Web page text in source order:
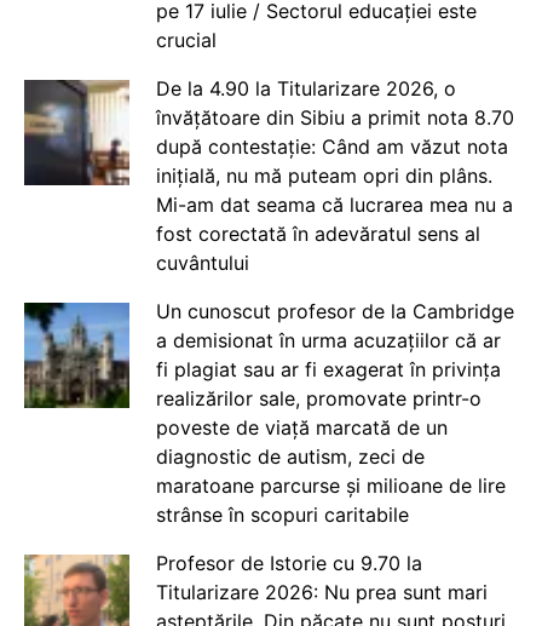
pe 17 iulie / Sectorul educației este
crucial
De la 4.90 la Titularizare 2026, o
învățătoare din Sibiu a primit nota 8.70
după contestație: Când am văzut nota
inițială, nu mă puteam opri din plâns.
Mi-am dat seama că lucrarea mea nu a
fost corectată în adevăratul sens al
cuvântului
Un cunoscut profesor de la Cambridge
a demisionat în urma acuzațiilor că ar
fi plagiat sau ar fi exagerat în privința
realizărilor sale, promovate printr-o
poveste de viață marcată de un
diagnostic de autism, zeci de
maratoane parcurse și milioane de lire
strânse în scopuri caritabile
Profesor de Istorie cu 9.70 la
Titularizare 2026: Nu prea sunt mari
așteptările. Din păcate nu sunt posturi